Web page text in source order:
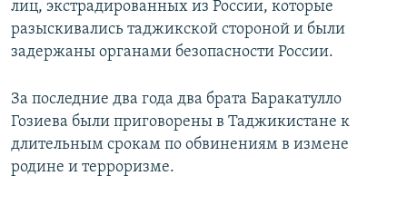
лиц, экстрадированных из России, которые
разыскивались таджикской стороной и были
задержаны органами безопасности России.
За последние два года два брата Баракатулло
Гозиева были приговорены в Таджикистане к
длительным срокам по обвинениям в измене
родине и терроризме.